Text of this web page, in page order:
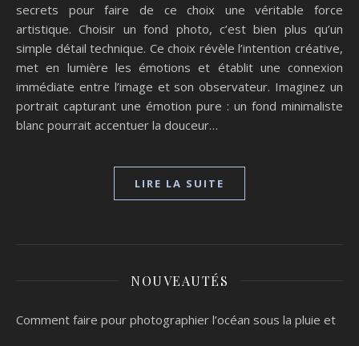
secrets pour faire de ce choix une véritable force
artistique. Choisir un fond photo, c’est bien plus qu’un
simple détail technique. Ce choix révèle l’intention créative,
met en lumière les émotions et établit une connexion
immédiate entre l’image et son observateur. Imaginez un
portrait capturant une émotion pure : un fond minimaliste
blanc pourrait accentuer la douceur…
LIRE LA SUITE
NOUVEAUTÉS
Comment faire pour photographier l’océan sous la pluie et